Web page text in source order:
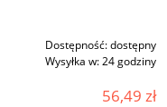
Dostępność:dostępny
Wysyłka w:24 godziny
56,49 zł